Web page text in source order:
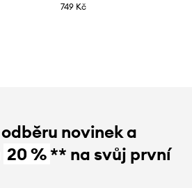
749 Kč
novinek a
20 %** na svůj první